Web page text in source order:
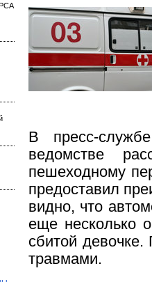
В пресс-
ведомстве
пешеходному
предоставил
видно, что
еще несколько
сбитой
травмами.